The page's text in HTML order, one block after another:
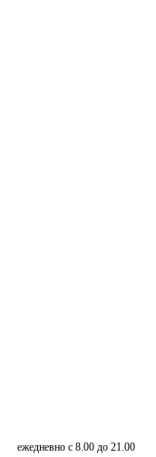
ежедневно с 8.00 до 21.00